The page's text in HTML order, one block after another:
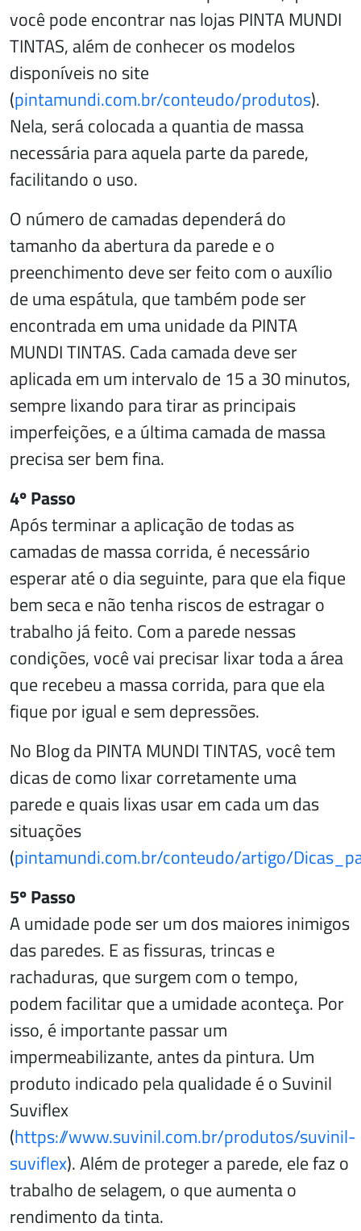
você pode encontrar nas lojas PINTA MUNDI
TINTAS, além de conhecer os modelos
disponíveis no site
(pintamundi.com.br/conteudo/produtos).
Nela, será colocada a quantia de massa
necessária para aquela parte da parede,
facilitando o uso.
O número de camadas dependerá do
tamanho da abertura da parede e o
preenchimento deve ser feito com o auxílio
de uma espátula, que também pode ser
encontrada em uma unidade da PINTA
MUNDI TINTAS. Cada camada deve ser
aplicada em um intervalo de 15 a 30 minutos,
sempre lixando para tirar as principais
imperfeições, e a última camada de massa
precisa ser bem fina.
4º Passo
Após terminar a aplicação de todas as
camadas de massa corrida, é necessário
esperar até o dia seguinte, para que ela fique
bem seca e não tenha riscos de estragar o
trabalho já feito. Com a parede nessas
condições, você vai precisar lixar toda a área
que recebeu a massa corrida, para que ela
fique por igual e sem depressões.
No Blog da PINTA MUNDI TINTAS, você tem
dicas de como lixar corretamente uma
parede e quais lixas usar em cada um das
situações
(pintamundi.com.br/conteudo/artigo/
5º Passo
A umidade pode ser um dos maiores inimigos
das paredes. E as fissuras, trincas e
rachaduras, que surgem com o tempo,
podem facilitar que a umidade aconteça. Por
isso, é importante passar um
impermeabilizante, antes da pintura. Um
produto indicado pela qualidade é o Suvinil
Suviflex
(https://www.suvinil.com.br/produtos/suvinil-
suviflex). Além de proteger a parede, ele faz o
trabalho de selagem, o que aumenta o
rendimento da tinta.